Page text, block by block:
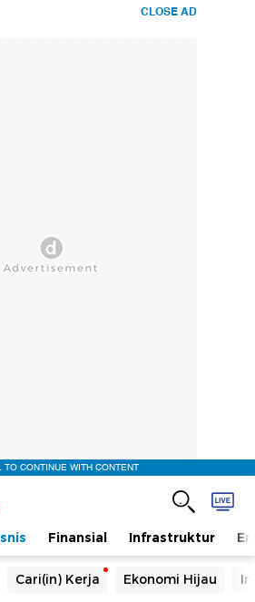
CLOSE AD
TO CONTINUE WITH CONTENT
Finansial Infrastruktur
Cari(in) Kerja Ekonomi Hijau